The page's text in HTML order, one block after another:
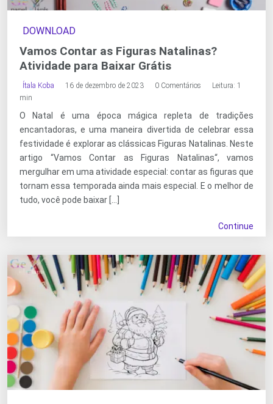
DOWNLOAD
Vamos Contar as Figuras Natalinas?
Atividade para Baixar Grátis
Ítala Koba 16 de dezembro de 2023 0 Comentários
Leitura: 1
min
O Natal é uma época mágica repleta de tradições
encantadoras, e uma maneira divertida de celebrar essa
festividade é explorar as clássicas Figuras Natalinas. Neste
artigo “Vamos Contar as Figuras Natalinas“, vamos
mergulhar em uma atividade especial: contar as figuras que
tornam essa temporada ainda mais especial. E o melhor de
tudo, você pode baixar […]
Continue